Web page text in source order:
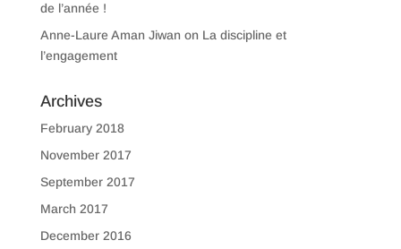
de l’année !
Anne-Laure Aman Jiwan on La discipline et
l’engagement
Archives
February 2018
November 2017
September 2017
March 2017
December 2016